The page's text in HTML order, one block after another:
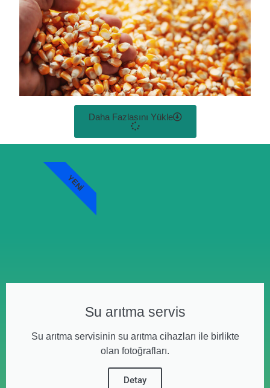
Daha Fazlasını Yükle
Su arıtma servis
Su arıtma servisinin su arıtma cihazları ile birlikte
olan fotoğrafları.
Detay
YENI